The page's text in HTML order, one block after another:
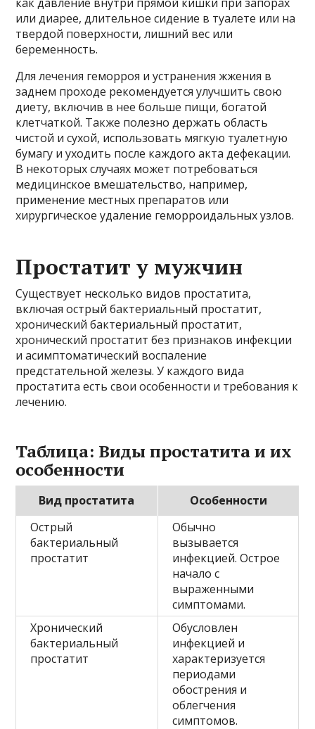
или диарее, длительное сидение в туалете или на
твердой поверхности, лишний вес или
беременность.
Для лечения геморроя и устранения жжения в
заднем проходе рекомендуется улучшить свою
диету, включив в нее больше пищи, богатой
клетчаткой. Также полезно держать область
чистой и сухой, использовать мягкую туалетную
бумагу и уходить после каждого акта дефекации.
В некоторых случаях может потребоваться
медицинское вмешательство, например,
применение местных препаратов или
хирургическое удаление геморроидальных узлов.
Простатит у мужчин
Существует несколько видов простатита,
включая острый бактериальный простатит,
хронический бактериальный простатит,
хронический простатит без признаков инфекции
и асимптоматический воспаление
предстательной железы. У каждого вида
простатита есть свои особенности и требования к
лечению.
Таблица: Виды простатита и их
особенности
Вид простатита
Особенности
Острый
бактериальный
простатит
Обычно
вызывается
инфекцией. Острое
начало с
выраженными
симптомами.
Хронический
бактериальный
простатит
Обусловлен
инфекцией и
характеризуется
периодами
обострения и
облегчения
симптомов.